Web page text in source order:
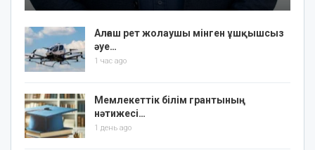
Алғаш рет жолаушы мінген ұшқышсыз
әуе…
1 час ago
Мемлекеттік білім грантының
нәтижесі…
1 день ago